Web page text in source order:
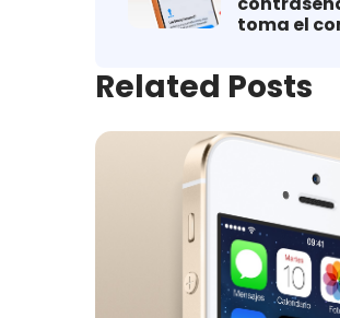
toma el
Related Posts